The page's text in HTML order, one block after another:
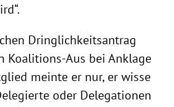
Dringlichkeitsantrag
Koalitions-Aus bei Anklage
meinte er nur, er wisse
oder Delegationen